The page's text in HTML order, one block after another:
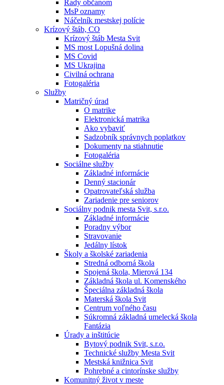
Rady občanom
MsP oznamy
Náčelník mestskej polície
Krízový štáb, CO
Krízový štáb Mesta Svit
MS most Lopušná dolina
MS Covid
MS Ukrajina
Civilná ochrana
Fotogaléria
Služby
Matričný úrad
O matrike
Elektronická matrika
Ako vybaviť
Sadzobník správnych poplatkov
Dokumenty na stiahnutie
Fotogaléria
Sociálne služby
Základné informácie
Denný stacionár
Opatrovateľská služba
Zariadenie pre seniorov
Sociálny podnik mesta Svit, s.r.o.
Základné informácie
Poradny výbor
Stravovanie
Jedálny lístok
Školy a školské zariadenia
Stredná odborná škola
Spojená škola, Mierová 134
Základná škola ul. Komenského
Špeciálna základná škola
Materská škola Svit
Centrum voľného času
Súkromná základná umelecká škola
Fantázia
Úrady a inštitúcie
Bytový podnik Svit, s.r.o.
Technické služby Mesta Svit
Mestská knižnica Svit
Pohrebné a cintorínske služby
Komunitný život v meste